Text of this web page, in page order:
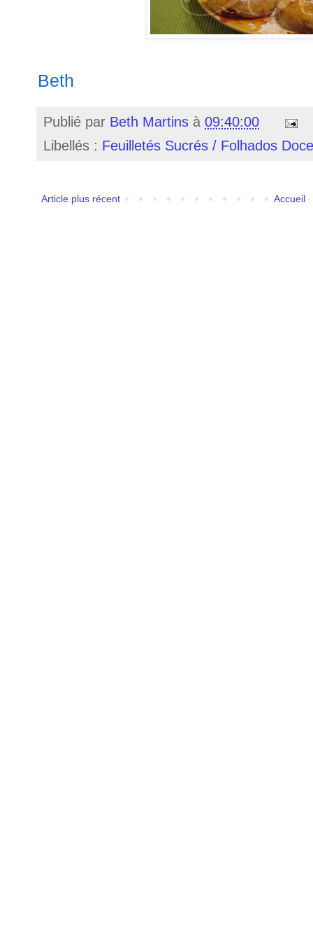
Beth
Publié par Beth Martins à 09:40:00
Libellés : Feuilletés Sucrés / Folhados
Article plus récent Accueil